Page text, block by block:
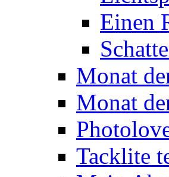
Einen
Monat
Monat
Tacklite